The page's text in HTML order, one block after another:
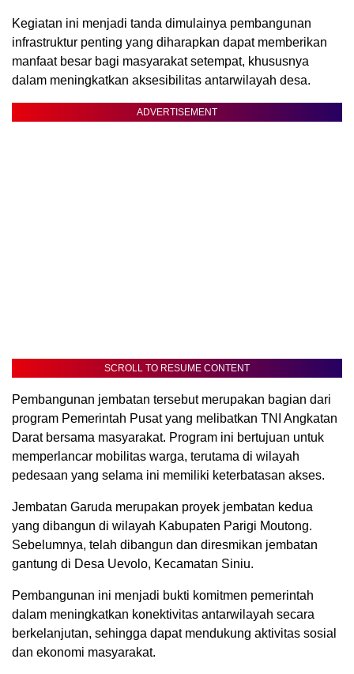
Kegiatan ini menjadi tanda dimulainya pembangunan
infrastruktur penting yang diharapkan dapat memberikan
manfaat besar bagi masyarakat setempat, khususnya
dalam meningkatkan aksesibilitas antarwilayah desa.
ADVERTISEMENT
SCROLL TO RESUME CONTENT
Pembangunan jembatan tersebut merupakan bagian dari
program Pemerintah Pusat yang melibatkan TNI Angkatan
Darat bersama masyarakat. Program ini bertujuan untuk
memperlancar mobilitas warga, terutama di wilayah
pedesaan yang selama ini memiliki keterbatasan akses.
Jembatan Garuda merupakan proyek jembatan kedua
yang dibangun di wilayah Kabupaten Parigi Moutong.
Sebelumnya, telah dibangun dan diresmikan jembatan
gantung di Desa Uevolo, Kecamatan Siniu.
Pembangunan ini menjadi bukti komitmen pemerintah
dalam meningkatkan konektivitas antarwilayah secara
berkelanjutan, sehingga dapat mendukung aktivitas sosial
dan ekonomi masyarakat.